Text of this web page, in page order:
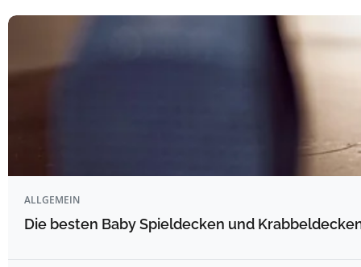
ALLGEMEIN
Die besten Baby Spieldecken und